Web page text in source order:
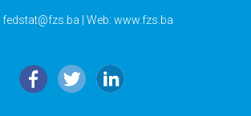
fedstat@fzs.ba | Web: www.fzs.ba